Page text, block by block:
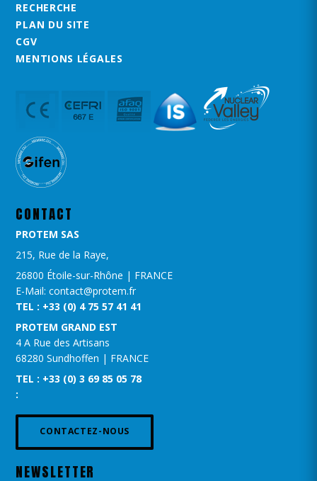
RECHERCHE
PLAN DU SITE
CGV
MENTIONS LÉGALES
CONTACT
PROTEM SAS
215, Rue de la Raye,
26800 Étoile-sur-Rhône | FRANCE
E-Mail: contact@protem.fr
TEL : +33 (0) 4 75 57 41 41
PROTEM GRAND EST​
4 A Rue des Artisans
68280 Sundhoffen | FRANCE
TEL : +33 (0) 3 69 85 05 78
:
CONTACTEZ-NOUS
NEWSLETTER